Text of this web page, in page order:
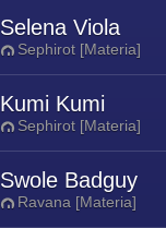
Selena Viola
Sephirot [Materia]
Kumi Kumi
Sephirot [Materia]
Swole Badguy
Ravana [Materia]